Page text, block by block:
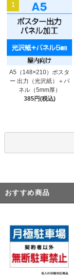
1
A5（148×210）ポスタ
ー 出力（光沢紙）＋パ
ネル（5mm厚）
385円(税込)
おすすめ商品